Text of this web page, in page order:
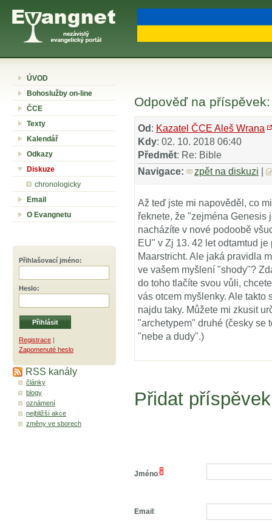
ÚVOD
Bohoslužby on-line
ČCE
Texty
Kalendář
Odkazy
Diskuze
chronologicky
Email
O Evangnetu
Přihlašovací jméno:
Heslo:
Registrace |
Zapomenuté heslo
RSS kanály
články
blogy
oznámení
nejbližší akce
změny ve sborech
Odpověď na
Od : Kazatel ČCE Aleš Wrana
Kdy: 02. 10. 2018 06:40
Předmět: Re: Bible
Navigace:
zpět na diskuzi
Až teď jste mi napověděl, co
řeknete, že "zejména Genesis
nacházíte v nové podoobě
EU" v Zj 13. 42 let odtamtud
Maarstricht. Ale jaká pravidla
ve vašem myšlení "shody"?
do toho tlačíte svou vůli,
vás otcem myšlenky. Ale
najdu taky. Můžete mi zkusit
"archetypem" druhé (česky se
"nebe a dudy".)
Přidat
Jméno:*
Email :